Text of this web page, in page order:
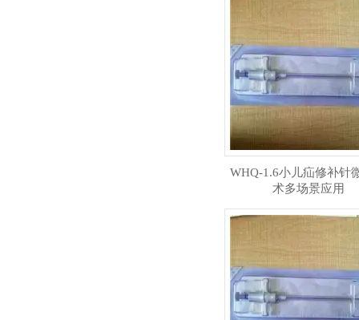
WHQ-1.6小儿疝修补针
术多场景应用